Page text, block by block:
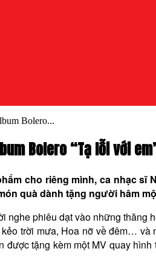
Bolero...
Bolero “Tạ lỗi với
cho riêng mình, ca nhạc
quà dành tặng người hâm
phiêu dạt vào những thăng
trời mưa, Hoa nỡ về đêm…
tặng kèm một MV quay